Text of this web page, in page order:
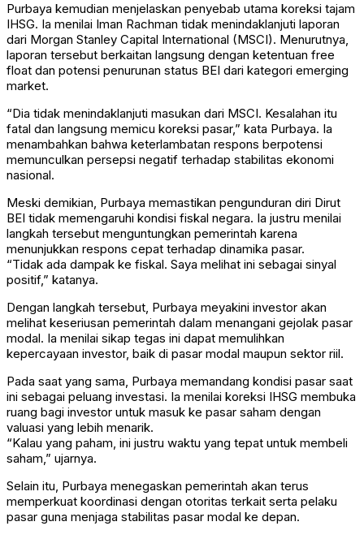
Purbaya kemudian menjelaskan penyebab utama koreksi tajam
IHSG. Ia menilai Iman Rachman tidak menindaklanjuti laporan
dari Morgan Stanley Capital International (MSCI). Menurutnya,
laporan tersebut berkaitan langsung dengan ketentuan free
float dan potensi penurunan status BEI dari kategori emerging
market.
“Dia tidak menindaklanjuti masukan dari MSCI. Kesalahan itu
fatal dan langsung memicu koreksi pasar,” kata Purbaya. Ia
menambahkan bahwa keterlambatan respons berpotensi
memunculkan persepsi negatif terhadap stabilitas ekonomi
nasional.
Meski demikian, Purbaya memastikan pengunduran diri Dirut
BEI tidak memengaruhi kondisi fiskal negara. Ia justru menilai
langkah tersebut menguntungkan pemerintah karena
menunjukkan respons cepat terhadap dinamika pasar.
“Tidak ada dampak ke fiskal. Saya melihat ini sebagai sinyal
positif,” katanya.
Dengan langkah tersebut, Purbaya meyakini investor akan
melihat keseriusan pemerintah dalam menangani gejolak pasar
modal. Ia menilai sikap tegas ini dapat memulihkan
kepercayaan investor, baik di pasar modal maupun sektor riil.
Pada saat yang sama, Purbaya memandang kondisi pasar saat
ini sebagai peluang investasi. Ia menilai koreksi IHSG membuka
ruang bagi investor untuk masuk ke pasar saham dengan
valuasi yang lebih menarik.
“Kalau yang paham, ini justru waktu yang tepat untuk membeli
saham,” ujarnya.
Selain itu, Purbaya menegaskan pemerintah akan terus
memperkuat koordinasi dengan otoritas terkait serta pelaku
pasar guna menjaga stabilitas pasar modal ke depan.